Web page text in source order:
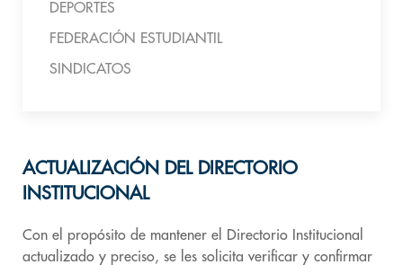
DEPORTES
FEDERACIÓN ESTUDIANTIL
SINDICATOS
ACTUALIZACIÓN DEL DIRECTORIO
INSTITUCIONAL
Con el propósito de mantener el Directorio Institucional
actualizado y preciso, se les solicita verificar y confirmar